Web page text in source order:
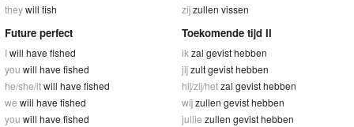
theywill fish
zijzullen vissen
Future perfect
Iwill have fished
you will have fished
he/she/itwill have fished
we will have fished
you will have fished
Toekomende tijd II
ik zal gevist hebben
jijzult gevist hebben
hij/zij/hetzal gevist hebben
wijzullen gevist hebben
jullie zullen gevist hebben